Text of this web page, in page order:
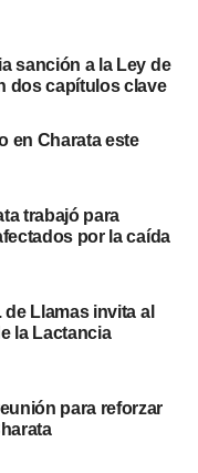
sanción a la Ley de
dos capítulos clave
en Charata este
trabajó para
por la caída
Llamas invita al
la Lactancia
para reforzar